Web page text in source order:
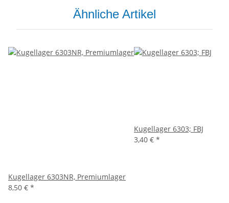
Ähnliche Artikel
Kugellager 6303NR, Premiumlager
8,50 € *
Kugellager 6303; FBJ
3,40 € *